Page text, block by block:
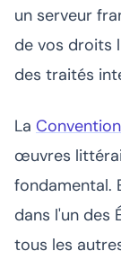
un serveur
de vos droits
des traités
La
œuvres
fondamental.
dans l'un des
tous les